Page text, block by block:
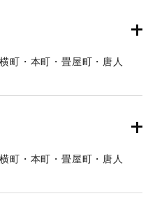
町・本町・畳屋町・唐人
町・本町・畳屋町・唐人